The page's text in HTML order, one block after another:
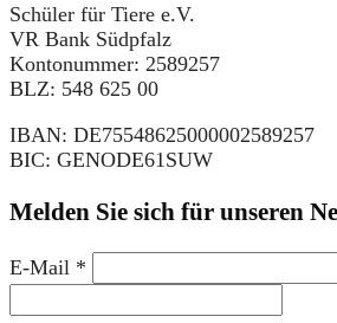
Schüler für Tiere e.V.
VR Bank Südpfalz
Kontonummer: 2589257
BLZ: 548 625 00
IBAN: DE75548625000002589257
BIC: GENODE61SUW
Melden Sie sich für unseren
E-Mail *